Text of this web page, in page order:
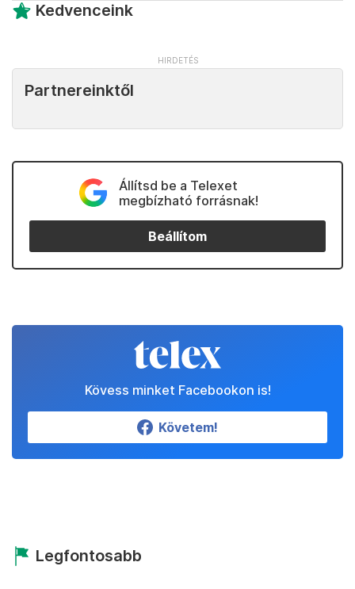
Kedvenceink
Partnereinktől
Állítsd be a Telexet
megbízható forrásnak!
Beállítom
Kövess minket Facebookon is!
Követem!
Legfontosabb